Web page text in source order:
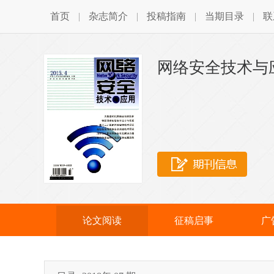
首页 | 杂志简介 | 投稿指南 | 当期目录 |
网络安全技术与
论文阅读 征稿启事 广